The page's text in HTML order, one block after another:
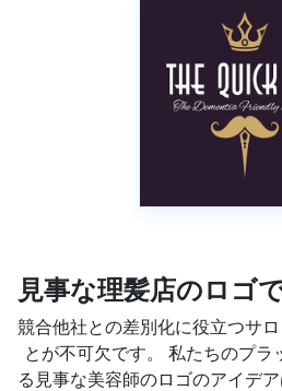
見事な理髪店のロゴ
競合他社との差別化に役立つサ
とが不可欠です。 私たちのプ
る見事な美容師のロゴのアイデ